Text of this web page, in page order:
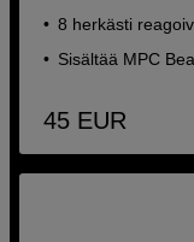
8 herkästi
Sisältää MPC
45 EUR